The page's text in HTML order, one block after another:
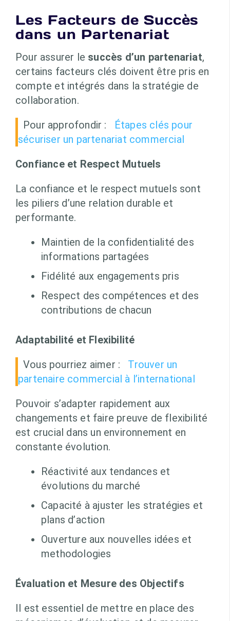
Les Facteurs de Succès
dans un Partenariat
Pour assurer le succès d’un partenariat,
certains facteurs clés doivent être pris en
compte et intégrés dans la stratégie de
collaboration.
Pour approfondir :
Étapes clés pour
sécuriser un partenariat commercial
Confiance et Respect Mutuels
La confiance et le respect mutuels sont
les piliers d’une relation durable et
performante.
Maintien de la confidentialité des
informations partagées
Fidélité aux engagements pris
Respect des compétences et des
contributions de chacun
Adaptabilité et Flexibilité
Vous pourriez aimer :
Trouver un
partenaire commercial à l’international
Pouvoir s’adapter rapidement aux
changements et faire preuve de flexibilité
est crucial dans un environnement en
constante évolution.
Réactivité aux tendances et
évolutions du marché
Capacité à ajuster les stratégies et
plans d’action
Ouverture aux nouvelles idées et
methodologies
Évaluation et Mesure des Objectifs
Il est essentiel de mettre en place des